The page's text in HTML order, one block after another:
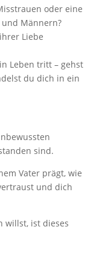
oder eine
Männern?
Liebe
Leben tritt – gehst
du dich in ein
sind.
Vater prägt, wie
und dich
willst, ist dieses